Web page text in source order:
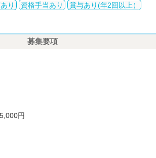
り
資格手当あり
賞与あり(年2回以上）
募集要項
円